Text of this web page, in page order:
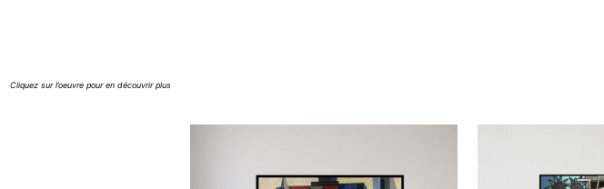
Cliquez sur l’oeuvre pour en découvrir plus